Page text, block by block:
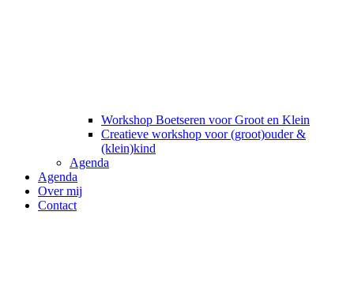
Workshop Boetseren voor Groot en Klein
Creatieve workshop voor (groot)ouder &
(klein)kind
Agenda
Agenda
Over mij
Contact